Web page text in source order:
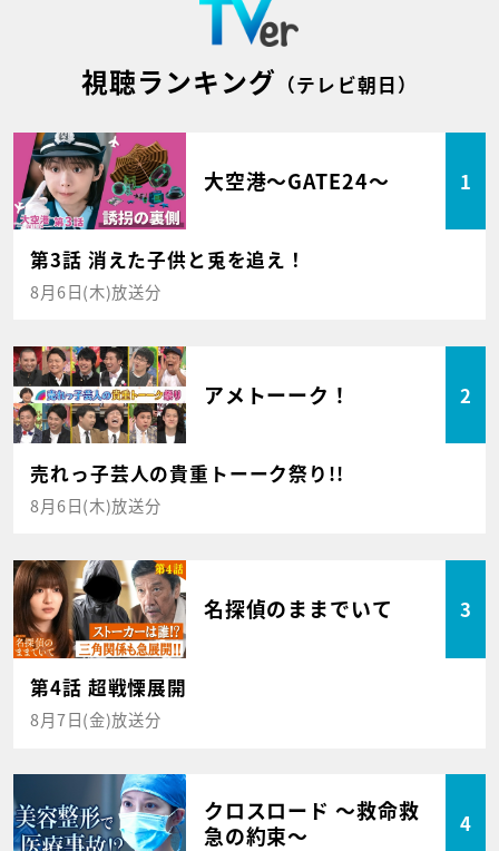
視聴ランキング （テレビ朝日）
大空港～GATE24～ 1
第3話 消えた子供と兎を追え！
8月6日(木)放送分
アメトーーク！ 2
売れっ子芸人の貴重トーーク祭り!!
8月6日(木)放送分
名探偵のままでいて 3
第4話 超戦慄展開
8月7日(金)放送分
クロスロード ～救命救
急の約束～
4